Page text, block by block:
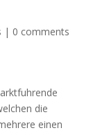
| 0 comments
die
einen